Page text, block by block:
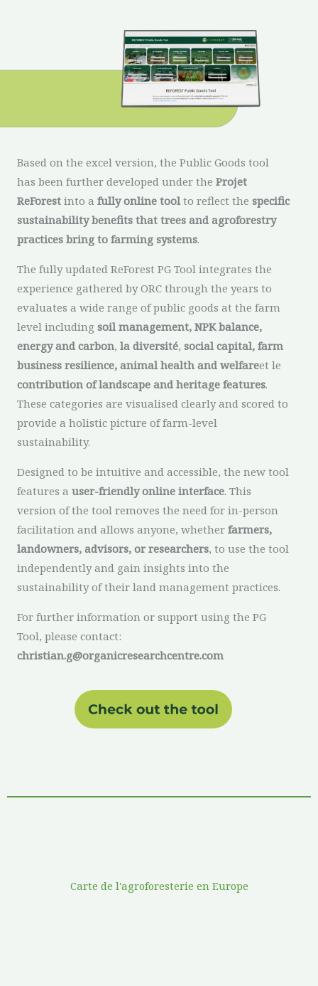
Based on the excel version, the Public Goods tool
has been further developed under the Projet
ReForest into a fully online tool to reflect the specific
sustainability benefits that trees and agroforestry
practices bring to farming systems.
The fully updated ReForest PG Tool integrates the
experience gathered by ORC through the years to
evaluates a wide range of public goods at the farm
level including soil management, NPK balance,
energy and carbon, la diversité, social capital, farm
business resilience, animal health and welfareet le
contribution of landscape and heritage features.
These categories are visualised clearly and scored to
provide a holistic picture of farm-level
sustainability.
Designed to be intuitive and accessible, the new tool
features a user-friendly online interface. This
version of the tool removes the need for in-person
facilitation and allows anyone, whether farmers,
landowners, advisors, or researchers, to use the tool
independently and gain insights into the
sustainability of their land management practices.
For further information or support using the PG
Tool, please contact:
christian.g@organicresearchcentre.com
Carte de l'agroforesterie en Europe